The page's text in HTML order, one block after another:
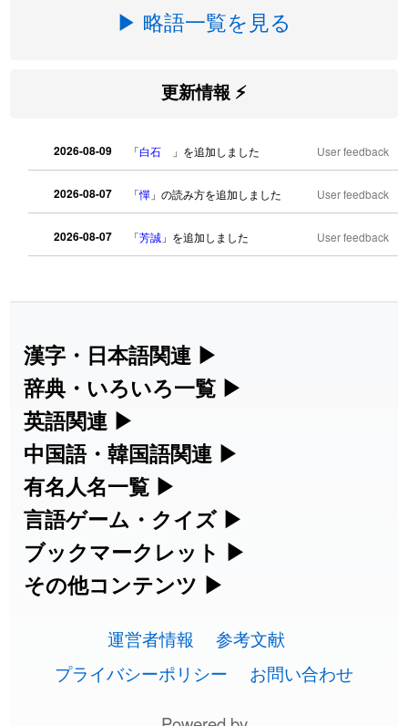
▶ 略語一覧を見る
更新情報 ⚡
2026-08-09 「白石 」を追加しました User feedback
2026-08-07 「憚 」の読み方を追加しました User feedback
2026-08-07 「芳誠 」を追加しました User feedback
2026-08-06 「 啗 」のイメージを追加しました
2026-08-06 「
2026-08-06
2026-08-06 旅行客 」のイメージを追加しました
2026-08-06 「胆石」のイメージを追加しました
2026-08-06 「下取 」のイメージを追加しました
2026-08-06 「無性」のイメージを追加しました
2026-08-06 「 」のイメージを追加しました User feedback
漢字・日本語関連 ▶
漢字の読み方検索、手書き入力、書き順
練習など、日本語学習に役立つツールを
集めています。
人名漢字辞典 - 読み方検索
手書き漢字入力
漢字の書き方・書き順 書き取り練習
ひらがなの書き方・書き順
辞典・いろいろ一覧 ▶
部首・画数別の漢字一覧、熟語辞典、地
名・駅名検索など、各種リファレンスツ
ールです。
部首画数別漢字一覧
常用漢字一覧
画数別なまえ漢字一覧
英語関連 ▶
カタカナ語・略語の意味検索、発音記
号、リスニング練習など英語学習ツール
です。
カタカナ語の意味・発音・類語辞典
英語の発音記号一覧
英単語リスニングテスト
中国語・韓国語関連 ▶
中国語のピンイン変換、韓国語の手書き
入力など、アジア言語学習ツールです。
手書き中国語入力 変換ツール
韓国語手書き入力
外国語翻訳ツール
有名人名一覧 ▶
海外セレブやスポーツ選手の名前の読み
方・発音を確認できます。
海外有名人の苗字・名前一覧と発音
プレミアリーグ選手名一覧
言語ゲーム・クイズ ▶
四字熟語パズルや漢字クイズなど、楽し
みながら学べるゲームです。
有名人名前読みクイズ（毎日更新）
ブックマークレット ▶
ブラウザに登録して、どのサイトからで
す。
漢字読み方検索ブックマークレット
その他コンテンツ ▶
その他の便利ツールです。
絵文字の意味と使い方
運営者情報
参考文献
プライバシーポリシー
お問い合わせ